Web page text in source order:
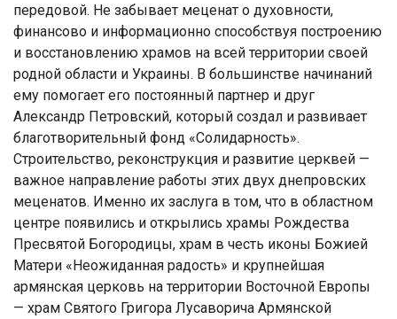
передовой. Не забывает меценат о духовности,
финансово и информационно способствуя построению
и восстановлению храмов на всей территории своей
родной области и Украины. В большинстве начинаний
ему помогает его постоянный партнер и друг
Александр Петровский, который создал и развивает
благотворительный фонд «Солидарность».
Строительство, реконструкция и развитие церквей —
важное направление работы этих двух днепровских
меценатов. Именно их заслуга в том, что в областном
центре появились и открылись храмы Рождества
Пресвятой Богородицы, храм в честь иконы Божией
Матери «Неожиданная радость» и крупнейшая
армянская церковь на территории Восточной Европы
— храм Святого Григора Лусаворича Армянской